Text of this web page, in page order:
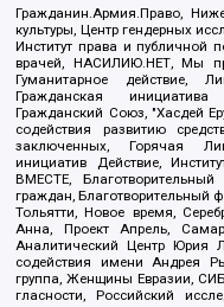
Гражданин.Армия.Право,
культуры, Центр гендерных
Институт права и публичной
врачей, НАСИЛИЮ.НЕТ, Мы
Гуманитарное действие,
Гражданская инициатива
Гражданский Союз, "Хасдей
содействия развитию
заключенных, Горячая
инициатив Действие,
ВМЕСТЕ,
граждан,
Тольятти, Новое время,
Анна, Проект Апрель,
Аналитический Центр Юрия
содействия имени Андрея
группа, Женщины Евразии,
гласности, Российский